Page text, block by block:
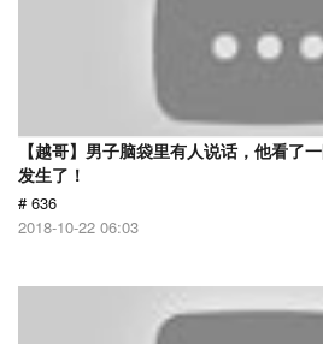
【越哥】男子脑袋里有人说话，他看了
发生了！
# 636
2018-10-22 06:03